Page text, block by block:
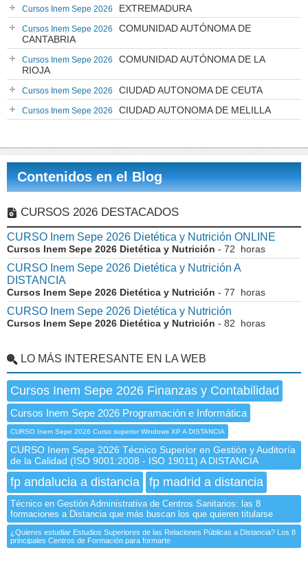
Cursos Inem Sepe 2026 EXTREMADURA
Cursos Inem Sepe 2026
COMUNIDAD AUTÓNOMA DE
CANTABRIA
Cursos Inem Sepe 2026
COMUNIDAD AUTÓNOMA DE LA
RIOJA
Cursos Inem Sepe 2026 CIUDAD AUTONOMA DE CEUTA
Cursos Inem Sepe 2026 CIUDAD AUTONOMA DE MELILLA
Contenidos en el Blog
CURSOS 2026 DESTACADOS
CURSO Inem Sepe 2026 Dietética y Nutrición ONLINE
Cursos Inem Sepe 2026 Dietética y Nutrición - 72 horas
CURSO Inem Sepe 2026 Dietética y Nutrición A
DISTANCIA
Cursos Inem Sepe 2026 Dietética y Nutrición - 77 horas
CURSO Inem Sepe 2026 Dietética y Nutrición
Cursos Inem Sepe 2026 Dietética y Nutrición - 82 horas
LO MÁS INTERESANTE EN LA WEB
Cursos Inem Sepe 2026 Finanzas y Contabilidad
Cursos Inem Sepe 2026 Programación e Informática
CURSO Inem Sepe 2026 Curso superior Windows XP A DISTANCIA
CURSO Inem Sepe 2026 Técnico Superior en Gestión y Auditoría
de la Calidad (ISO 9001:2008 - ISO 19011) A DISTANCIA
fp andalucia a distancia fp madrid a distancia
Técnico en Gestión Administrativa de Centros Sanitarios: las 8
formaciones a Distancia que más buscan los que quieren titularse
¿Quieres estudiar Estudios Superiores de las Relaciones Públicas a Distancia? Los 8
principales Centros de Formación para formarte